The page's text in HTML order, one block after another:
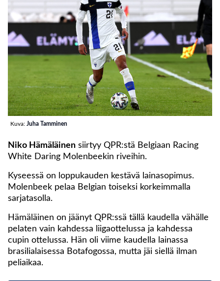
Kuva: Juha Tamminen
Niko Hämäläinen siirtyy QPR:stä Belgiaan Racing
White Daring Molenbeekin riveihin.
Kyseessä on loppukauden kestävä lainasopimus.
Molenbeek pelaa Belgian toiseksi korkeimmalla
sarjatasolla.
Hämäläinen on jäänyt QPR:ssä tällä kaudella vähälle
pelaten vain kahdessa liigaottelussa ja kahdessa
cupin ottelussa. Hän oli viime kaudella lainassa
brasilialaisessa Botafogossa, mutta jäi siellä ilman
peliaikaa.